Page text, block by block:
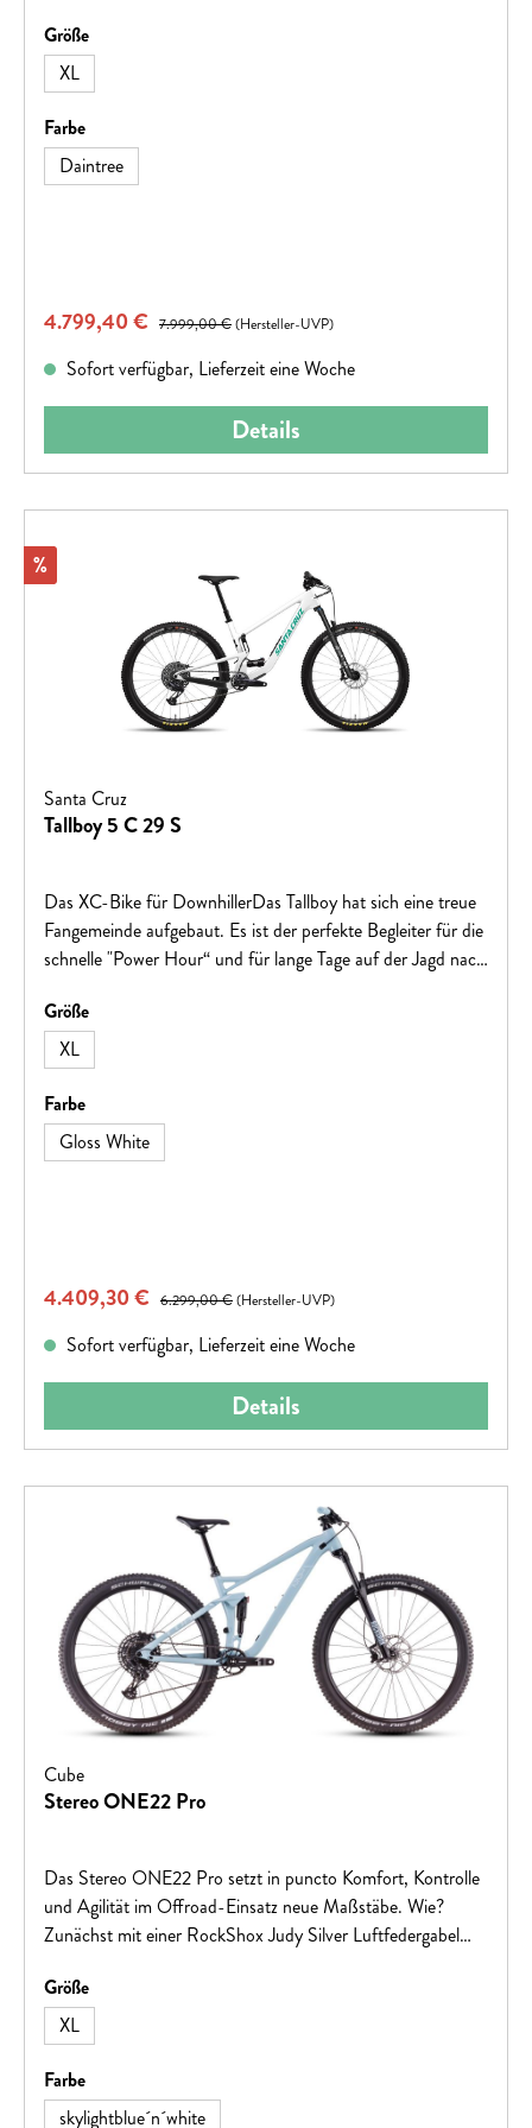
Größeauswählen
XL
Farbeauswählen
Daintree
Verkaufspreis:
4.799,40 € Regulärer Preis:
7.999,00 €(Hersteller-UVP)
Sofort verfügbar, Lieferzeit eine Woche
Details
Rabatt
%
Santa Cruz
Tallboy 5 C 29 S
Das XC-Bike für DownhillerDas Tallboy hat sich eine treue
Fangemeinde aufgebaut. Es ist der perfekte Begleiter für die
schnelle "Power Hour“ und für lange Tage auf der Jagd nach
kombiniert Effizienz mit Performance. Ein XC-Bike für
Downhiller oder auch ein Downhill-Bike für XC-
Fahrer.Erhältlich in: C und CC CarbonLaufradgröße:
29"Federweg vorne: 130 mmFederweg hinten: 120 mm
Größeauswählen
XL
Farbeauswählen
Gloss White
Verkaufspreis:
4.409,30 € Regulärer Preis:
6.299,00 €(Hersteller-UVP)
Sofort verfügbar, Lieferzeit eine Woche
Details
Cube
Stereo ONE22 Pro
Das Stereo ONE22 Pro setzt in puncto Komfort, Kontrolle
und Agilität im Offroad-Einsatz neue Maßstäbe. Wie?
Zunächst mit einer RockShox Judy Silver Luftfedergabel
sämtliche Buckel und Löcher auf dem Trail glattbügeln wie
nichts. Souveräne Geschwindigkeitskontrolle ist das
Spezialgebiet der leistungsstarken hydraulischen MT Thirty
Scheibenbremsen von Magura in Kombination mit
supergriffigen 2.4 Zoll Schwalbe Reifen auf Newmen
Größeauswählen
XL
Farbeauswählen
skylightblue´n´white